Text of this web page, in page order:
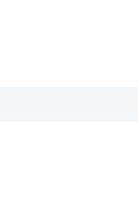
板」「手機」觀看課程
在撥放狀態才會進行扣